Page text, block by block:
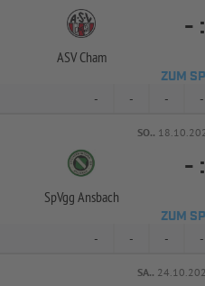
ASV Cham
- :
ZUM
- - - -
SO..
SpVgg Ansbach
- :
ZUM
- - - -
SA..